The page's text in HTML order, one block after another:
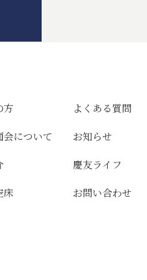
方
会について
床
よくある質問
お知らせ
慶友ライフ
お問い合わせ